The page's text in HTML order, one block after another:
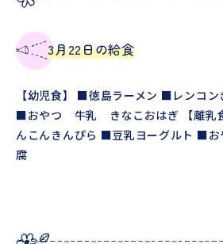
3月22日の給食
【幼児食】 ■徳島ラーメン ■レンコ
■おやつ 牛乳 きなこおはぎ 【離乳
んこんきんぴら ■豆乳ヨーグルト ■
腐